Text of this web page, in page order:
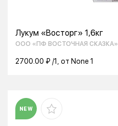
Лукум «Восторг» 1,6кг
ООО «ПФ ВОСТОЧНАЯ СКАЗКА»
2700.00 ₽ /1, от None 1
NEW